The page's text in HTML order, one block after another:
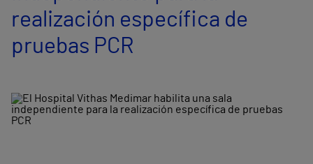
Información útil
Comunicación
realización específica de
pruebas PCR